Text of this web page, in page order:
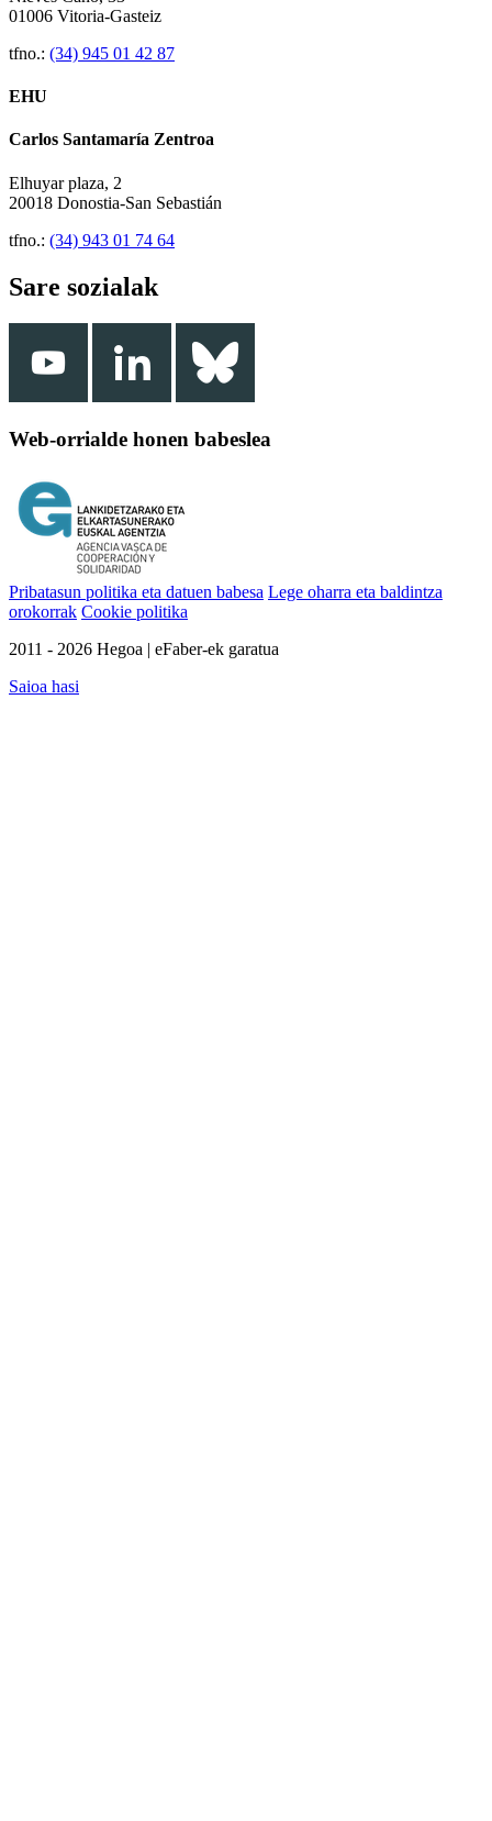
01006 Vitoria-Gasteiz
tfno.: (34) 945 01 42 87
EHU
Carlos Santamaría Zentroa
Elhuyar plaza, 2
20018 Donostia-San Sebastián
tfno.: (34) 943 01 74 64
Sare sozialak
Web-orrialde honen babeslea
Pribatasun politika eta datuen babesa Lege oharra eta baldintza
orokorrak Cookie politika
2011 - 2026 Hegoa | eFaber-ek garatua
Saioa hasi